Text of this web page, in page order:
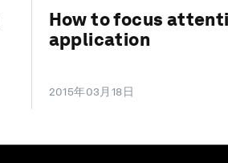
How to focus
application
2015年03月18日